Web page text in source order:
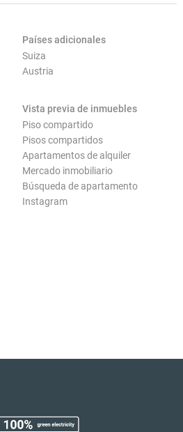
Países adicionales
Suiza
Austria
Vista previa de inmuebles
Piso compartido
Pisos compartidos
Apartamentos de alquiler
Mercado inmobiliario
Búsqueda de apartamento
Instagram